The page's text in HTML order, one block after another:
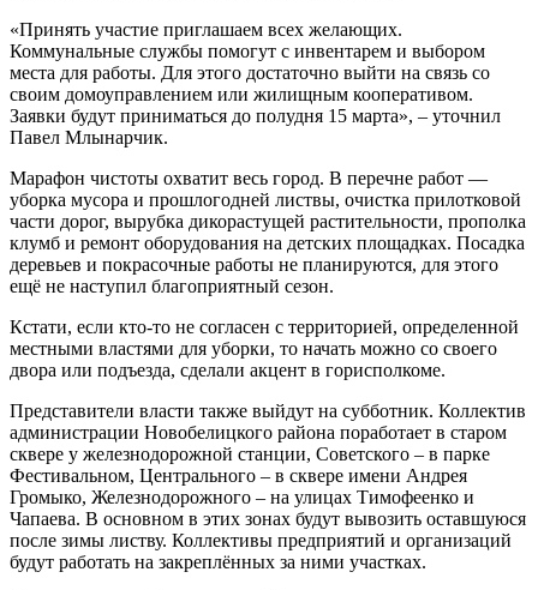
«Принять участие приглашаем всех желающих.
Коммунальные службы помогут с инвентарем и выбором
места для работы. Для этого достаточно выйти на связь со
своим домоуправлением или жилищным кооперативом.
Заявки будут приниматься до полудня 15 марта», – уточнил
Павел Млынарчик.
Марафон чистоты охватит весь город. В перечне работ —
уборка мусора и прошлогодней листвы, очистка прилотковой
части дорог, вырубка дикорастущей растительности, прополка
клумб и ремонт оборудования на детских площадках. Посадка
деревьев и покрасочные работы не планируются, для этого
ещё не наступил благоприятный сезон.
Кстати, если кто-то не согласен с территорией, определенной
местными властями для уборки, то начать можно со своего
двора или подъезда, сделали акцент в горисполкоме.
Представители власти также выйдут на субботник. Коллектив
администрации Новобелицкого района поработает в старом
сквере у железнодорожной станции, Советского – в парке
Фестивальном, Центрального – в сквере имени Андрея
Громыко, Железнодорожного – на улицах Тимофеенко и
Чапаева. В основном в этих зонах будут вывозить оставшуюся
после зимы листву. Коллективы предприятий и организаций
будут работать на закреплённых за ними участках.